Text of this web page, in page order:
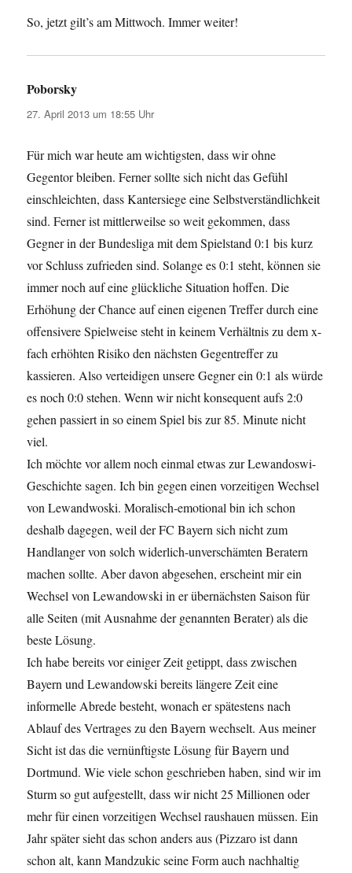
So, jetzt gilt’s am Mittwoch. Immer weiter!
Poborsky
27. April 2013 um 18:55 Uhr
Für mich war heute am wichtigsten, dass wir ohne
Gegentor bleiben. Ferner sollte sich nicht das Gefühl
einschleichten, dass Kantersiege eine Selbstverständlichkeit
sind. Ferner ist mittlerweilse so weit gekommen, dass
Gegner in der Bundesliga mit dem Spielstand 0:1 bis kurz
vor Schluss zufrieden sind. Solange es 0:1 steht, können sie
immer noch auf eine glückliche Situation hoffen. Die
Erhöhung der Chance auf einen eigenen Treffer durch eine
offensivere Spielweise steht in keinem Verhältnis zu dem x-
fach erhöhten Risiko den nächsten Gegentreffer zu
kassieren. Also verteidigen unsere Gegner ein 0:1 als würde
es noch 0:0 stehen. Wenn wir nicht konsequent aufs 2:0
gehen passiert in so einem Spiel bis zur 85. Minute nicht
viel.
Ich möchte vor allem noch einmal etwas zur Lewandoswi-
Geschichte sagen. Ich bin gegen einen vorzeitigen Wechsel
von Lewandwoski. Moralisch-emotional bin ich schon
deshalb dagegen, weil der FC Bayern sich nicht zum
Handlanger von solch widerlich-unverschämten Beratern
machen sollte. Aber davon abgesehen, erscheint mir ein
Wechsel von Lewandowski in er übernächsten Saison für
alle Seiten (mit Ausnahme der genannten Berater) als die
beste Lösung.
Ich habe bereits vor einiger Zeit getippt, dass zwischen
Bayern und Lewandowski bereits längere Zeit eine
informelle Abrede besteht, wonach er spätestens nach
Ablauf des Vertrages zu den Bayern wechselt. Aus meiner
Sicht ist das die vernünftigste Lösung für Bayern und
Dortmund. Wie viele schon geschrieben haben, sind wir im
Sturm so gut aufgestellt, dass wir nicht 25 Millionen oder
mehr für einen vorzeitigen Wechsel raushauen müssen. Ein
Jahr später sieht das schon anders aus (Pizzaro ist dann
schon alt, kann Mandzukic seine Form auch nachhaltig